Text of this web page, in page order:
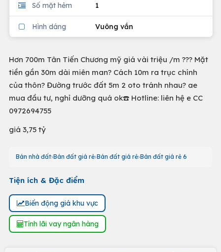
Số mặt hẻm 1
Hình dáng Vuông vắn
Hơn 700m Tân Tiến Chương mỹ giá vài triệu /m ??? Mặt
tiền gần 30m dài miên man? Cách 10m ra trục chính
của thôn? Đường trước đất 5m 2 oto tránh nhau? ae
mua đầu tư, nghỉ dưỡng quá ok☎️ Hotline: liên hệ e CC
0972694755
giá 3,75 tỷ
Bán nhà đất Bán đất giá rẻ Bán đất giá rẻ Bán đất giá rẻ 6
Tiện ích & Đặc điểm
Biến động giá khu vực
Tính lãi vay ngân hàng